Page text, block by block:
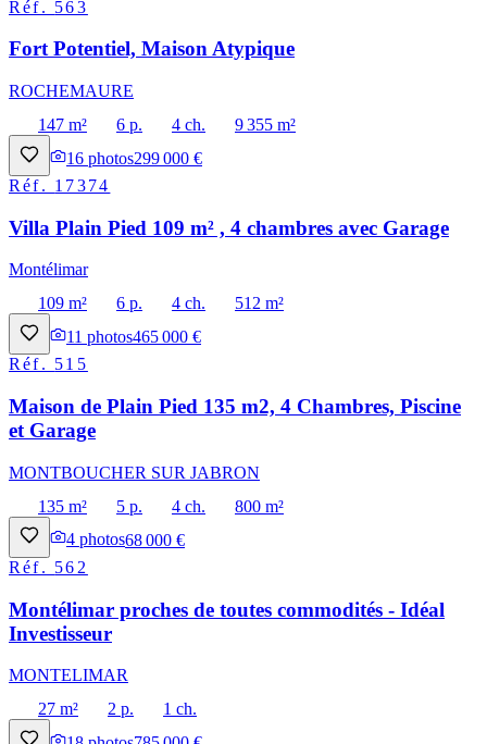
Réf. 563
Fort Potentiel, Maison Atypique
ROCHEMAURE
147 m²
6 p. 4 ch.
9 355 m²
16 photos299 000 €
Réf. 17374
Villa Plain Pied 109 m² , 4 chambres avec Garage
Montélimar
109 m²
6 p. 4 ch.
512 m²
11 photos465 000 €
Réf. 515
Maison de Plain Pied 135 m2, 4 Chambres, Piscine
et Garage
MONTBOUCHER SUR JABRON
135 m²
5 p. 4 ch.
800 m²
4 photos68 000 €
Réf. 562
Montélimar proches de toutes commodités - Idéal
Investisseur
MONTELIMAR
27 m²
2 p.
1 ch.